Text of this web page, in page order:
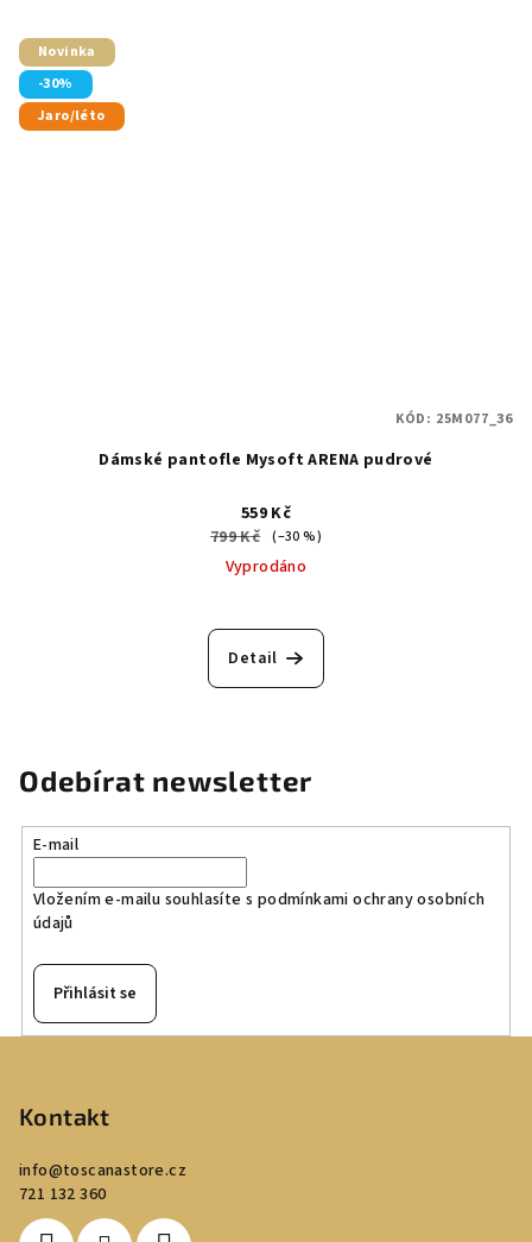
Novinka
-30%
Jaro/léto
Dámské pantofle Mysoft ARENA pudrové
559 Kč
799 Kč (–30 %)
Vyprodáno
Detail
KÓD: 25M077_36
Odebírat newsletter
E-mail
Vložením e-mailu souhlasíte s podmínkami ochrany osobních
údajů
Přihlásit se
Kontakt
info@toscanastore.cz
721 132 360